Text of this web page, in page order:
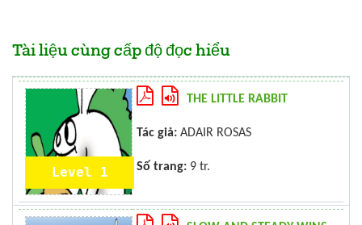
Tài liệu cùng cấp độ đọc hiểu
Level 1
THE LITTLE RABBIT
Tác giả: ADAIR ROSAS
Số trang: 9 tr.